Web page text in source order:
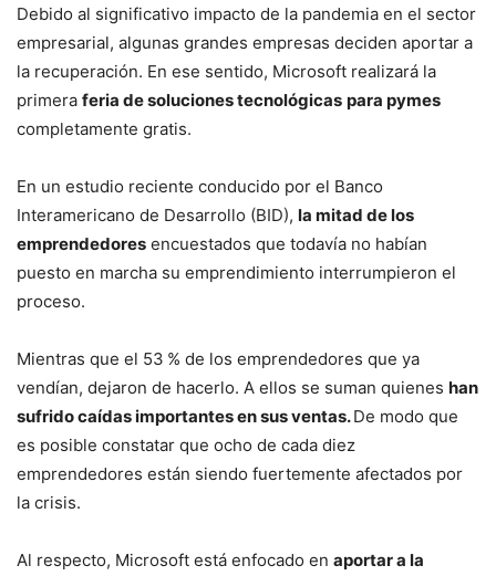
Debido al significativo impacto de la pandemia en el sector
empresarial, algunas grandes empresas deciden aportar a
la recuperación. En ese sentido, Microsoft realizará la
primera feria de soluciones tecnológicas para pymes
completamente gratis.
En un estudio reciente conducido por el Banco
Interamericano de Desarrollo (BID), la mitad de los
emprendedores encuestados que todavía no habían
puesto en marcha su emprendimiento interrumpieron el
proceso.
Mientras que el 53 % de los emprendedores que ya
vendían, dejaron de hacerlo. A ellos se suman quienes han
sufrido caídas importantes en sus ventas.De modo que
es posible constatar que ocho de cada diez
emprendedores están siendo fuertemente afectados por
la crisis.
Al respecto, Microsoft está enfocado en aportar a la